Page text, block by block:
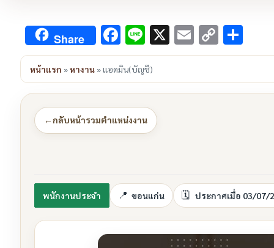
Share Facebook
Line
X Email
Copy
Link
หน้าแรก »หางาน »แอดมิน(บัญชี)
←กลับหน้ารวมตำแหน่งงาน
พนักงานประจำ ขอนแก่น ประกาศเมื่อ 03/07/